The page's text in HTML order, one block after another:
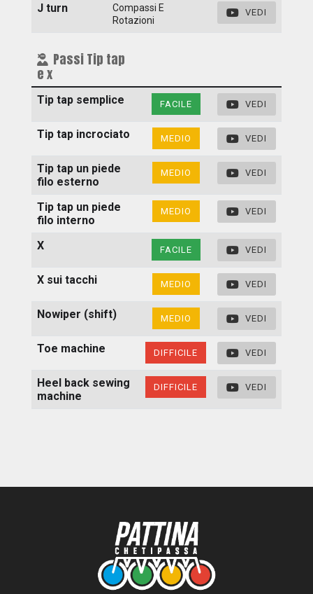
J turn
Compassi E
Rotazioni
VEDI
Passi Tip tap
e x
Tip tap semplice FACILE VEDI
Tip tap incrociato MEDIO VEDI
Tip tap un piede
filo esterno
MEDIO VEDI
Tip tap un piede
filo interno
MEDIO VEDI
X FACILE VEDI
X sui tacchi MEDIO VEDI
Nowiper (shift) MEDIO VEDI
Toe machine DIFFICILE VEDI
Heel back sewing
machine
DIFFICILE VEDI